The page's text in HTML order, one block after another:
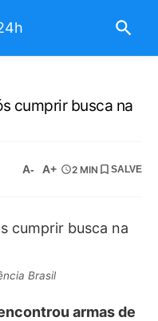
cumprir busca na
A- A+ 2 MIN SALVE
Brasil
armas de